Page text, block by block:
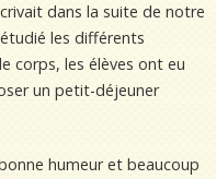
dans la suite de notre
les différents
corps, les élèves ont eu
un petit-déjeuner
humeur et beaucoup